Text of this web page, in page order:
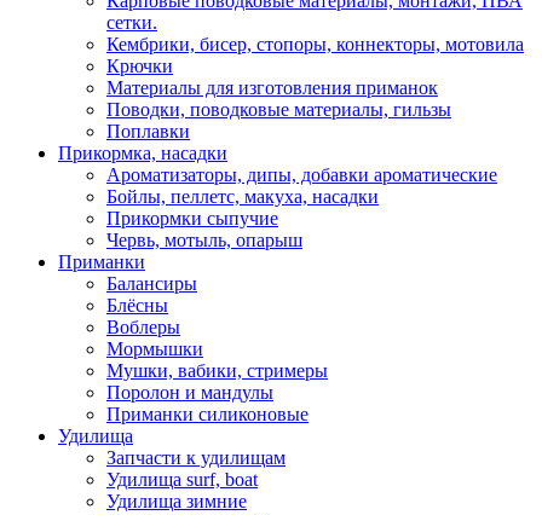
сетки.
Кембрики, бисер, стопоры, коннекторы, мотовила
Крючки
Материалы для изготовления приманок
Поводки, поводковые материалы, гильзы
Поплавки
Прикормка, насадки
Ароматизаторы, дипы, добавки ароматические
Бойлы, пеллетс, макуха, насадки
Прикормки сыпучие
Червь, мотыль, опарыш
Приманки
Балансиры
Блёсны
Воблеры
Мормышки
Мушки, вабики, стримеры
Поролон и мандулы
Приманки силиконовые
Удилища
Запчасти к удилищам
Удилища surf, boat
Удилища зимние